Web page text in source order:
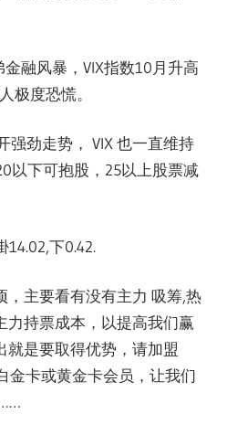
融风暴，VIX指数10月升高
极度恐慌。
强劲走势， VIX 也一直维持
以下可抱股，25以上股票减
14.02,下0.42.
，主要看有没有主力 吸筹,热
力持票成本，以提高我们赢
就是要取得优势，请加盟
金卡或黄金卡会员，让我们